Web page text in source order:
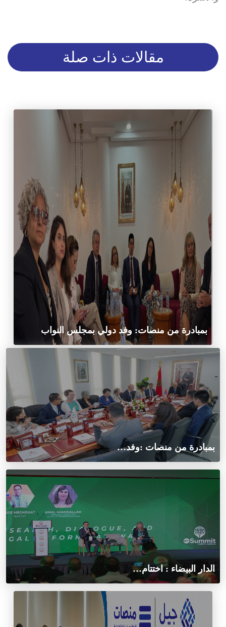
مقالات ذات صلة
بمبادرة من منصات: وفد دولي بمجلس النواب
بمبادرة من منصات :وفد…
الدار البيضاء : اختتام…